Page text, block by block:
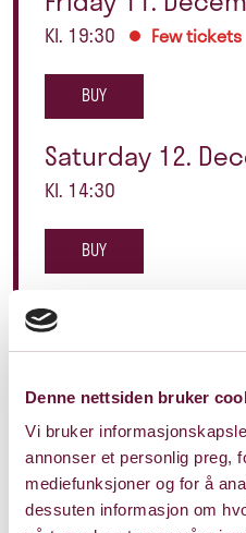
Denne nettsiden bruker
Vi bruker
annonser et personlig preg,
mediefunksjoner og for å
dessuten informasjon om
Kl. 19:30 Few tickets
BUY
Saturday 12.
Kl. 14:30
BUY
Saturday 12.
BUY